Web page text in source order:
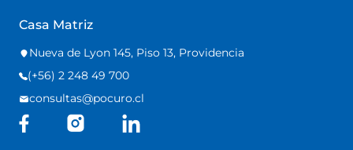
Casa Matriz
Nueva de Lyon 145, Piso 13, Providencia
(+56) 2 248 49 700
consultas@pocuro.cl